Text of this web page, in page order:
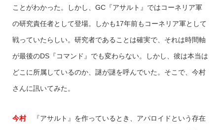
ことがわかった。しかし、GC『アサルト』ではコーネリア軍
の研究責任者として登場。しかも17年前もコーネリア軍として
戦っていたらしい。研究者であることは確実で、それは時間軸
が最後のDS『コマンド』でも変わらない。しかし、彼は本当は
どこに所属しているのか、謎が謎を呼んでいた。そこで、今村
さんに訊いてみた。
今村『アサルト』を作っているとき、アパロイドという存在